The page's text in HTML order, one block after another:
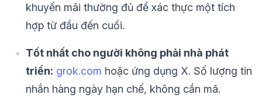
khuyến mãi thường đủ để xác thực một tích
hợp từ đầu đến cuối.
Tốt nhất cho người không phải nhà phát
triển: grok.com hoặc ứng dụng X. Số lượng tin
nhắn hàng ngày hạn chế, không cần mã.